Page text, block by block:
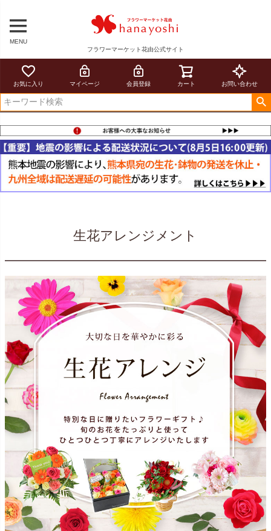
MENU
フラワーマーケット花由公式サイト
お気に入り マイページ 会員登録 カート お問い合わせ
生花アレンジメント